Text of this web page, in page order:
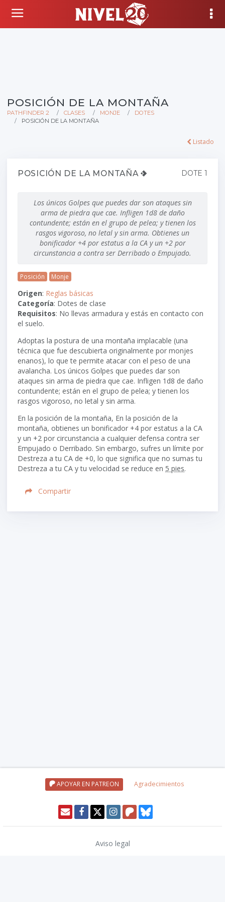
POSICIÓN DE LA MONTAÑA
PATHFINDER 2 CLASES MONJE
DOTES
POSICIÓN DE LA MONTAÑA
Listado
POSICIÓN DE LA MONTAÑA DOTE 1
Los únicos Golpes que puedes dar son ataques sin
arma de piedra que cae. Infligen 1d8 de daño
contundente; están en el grupo de pelea; y tienen los
rasgos vigoroso, no letal y sin arma. Obtienes un
bonificador +4 por estatus a la CA y un +2 por
circunstancia a contra ser Derribado o Empujado.
Posición Monje
Origen: Reglas básicas
Categoría: Dotes de clase
Requisitos: No llevas armadura y estás en contacto con
el suelo.
Adoptas la postura de una montaña implacable (una
técnica que fue descubierta originalmente por monjes
enanos), lo que te permite atacar con el peso de una
avalancha. Los únicos Golpes que puedes dar son
ataques sin arma de piedra que cae. Infligen 1d8 de daño
contundente; están en el grupo de pelea; y tienen los
rasgos vigoroso, no letal y sin arma.
En la posición de la montaña, En la posición de la
montaña, obtienes un bonificador +4 por estatus a la CA
y un +2 por circunstancia a cualquier defensa contra ser
Empujado o Derribado. Sin embargo, sufres un límite por
Destreza a tu CA de +0, lo que significa que no sumas tu
Destreza a tu CA y tu velocidad se reduce en 5 pies.
Compartir
APOYAR EN PATREON Agradecimientos
Aviso legal